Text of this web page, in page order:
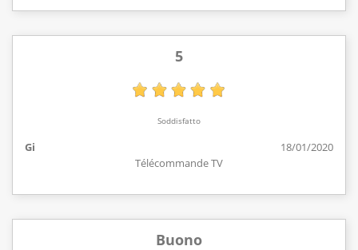
5
Soddisfatto
Gi
18/01/2020
Télécommande TV
Buono